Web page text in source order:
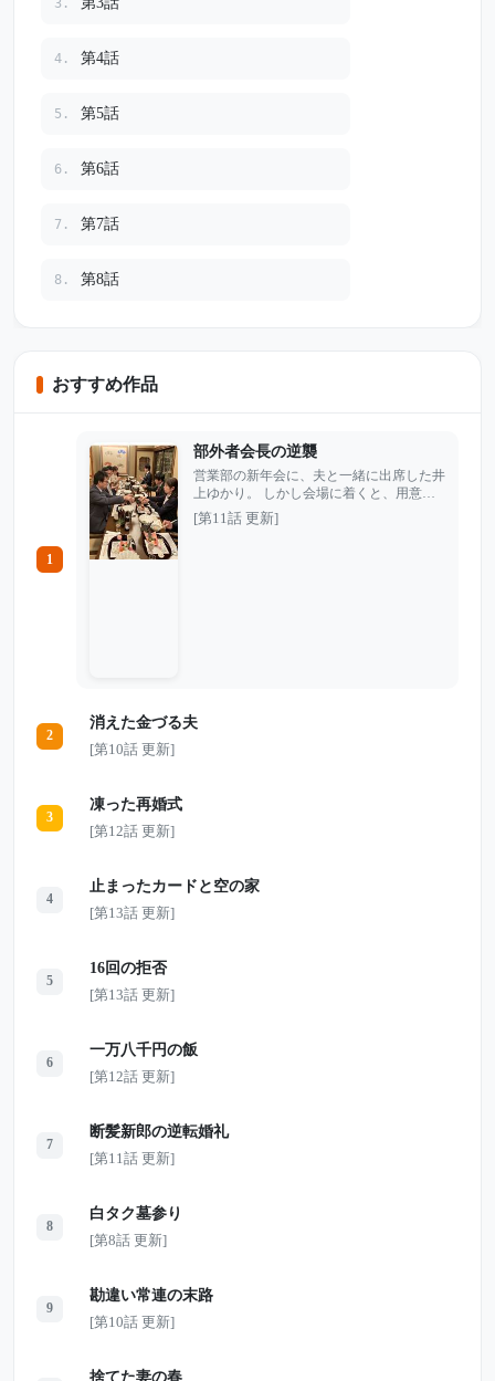
4. 第4話
5. 第5話
6. 第6話
7. 第7話
8. 第8話
おすすめ作品
1
部外者会長の逆襲
営業部の新年会に、夫と一緒に出席した井
上ゆかり。 しかし会場に着くと、用意さ
れているはずの席はなく、課長の獅倉から
は笑いながらこう言われた。 「今日は関
[第11話 更新]
2
消えた金づる夫
[第10話 更新]
3
凍った再婚式
[第12話 更新]
4
止まったカードと空の家
[第13話 更新]
5
16回の拒否
[第13話 更新]
6
一万八千円の飯
[第12話 更新]
7
断髪新郎の逆転婚礼
[第11話 更新]
8
白タク墓参り
[第8話 更新]
9
勘違い常連の末路
[第10話 更新]
捨てた妻の春